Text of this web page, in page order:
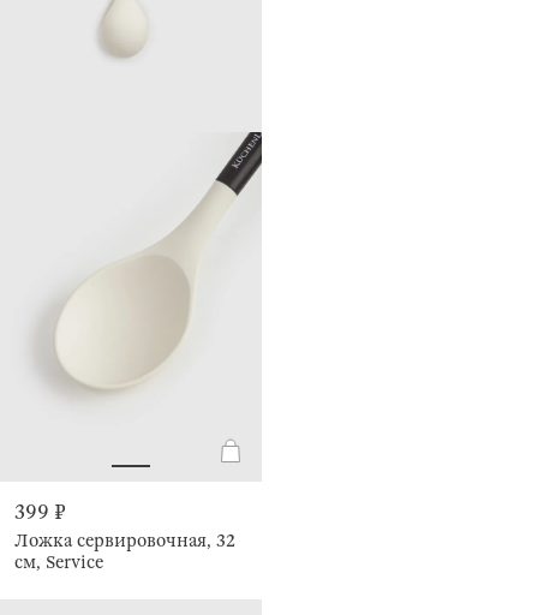
399 ₽
Ложка сервировочная, 32
см, Service